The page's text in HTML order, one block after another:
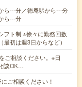
ら---分／徳庵駅から---分
ら---分
フト制 ※徐々に勤務回数
初は週3日からなど）
ご相談ください。※日
談OK…
ご相談ください！